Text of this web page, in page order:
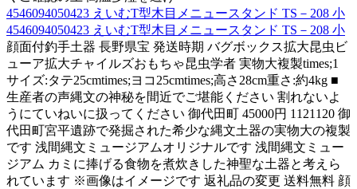
4546094050423 えいむT型木目メニュースタンド TS－208 小
4546094050423 えいむT型木目メニュースタンド TS－208 小
顔面付釣手土器 長野県宝 発送時期 バグボックス拡大昆虫ビ
ューア拡大チャイルズおもちゃ昆虫学者 実物大複製times;1
サイズ:タテ25cmtimes;ヨコ25cmtimes;高さ28cm重さ:約4kg ■
生産者の声縄文の神秘を間近でご堪能ください 割れないよ
うにていねいに扱ってください 御代田町 45000円 1121120 御
代田町宮平遺跡で発掘された希少な縄文土器の実物大の複製
です 浅間縄文ミュージアムオリジナルです 浅間縄文ミュー
ジアム カミに捧げる食物を煮炊きした神聖な土器と考えら
れています ※画像はイメージです 返礼品の変更 送料無料 顔